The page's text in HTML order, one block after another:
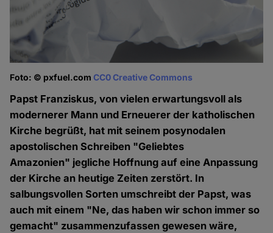
Foto: © pxfuel.comCC0 Creative Commons
Papst Franziskus, von vielen erwartungsvoll als
modernerer Mann und Erneuerer der katholischen
Kirche begrüßt, hat mit seinem posynodalen
apostolischen Schreiben "Geliebtes
Amazonien" jegliche Hoffnung auf eine Anpassung
der Kirche an heutige Zeiten zerstört. In
salbungsvollen Sorten umschreibt der Papst, was
auch mit einem "Ne, das haben wir schon immer so
gemacht" zusammenzufassen gewesen wäre,